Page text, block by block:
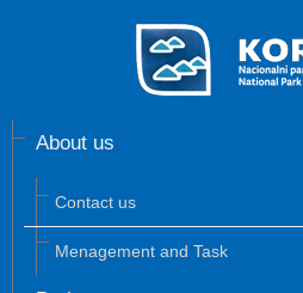
About us
Contact us
Menagement and Task